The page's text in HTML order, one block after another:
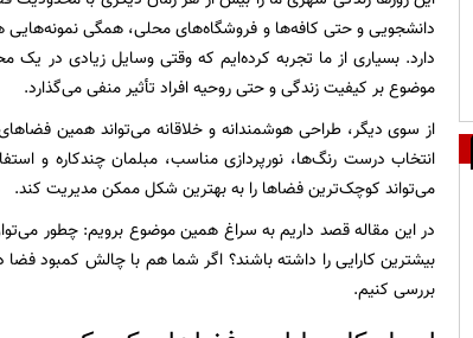
دانشجویی و حتی کافه‌ها و فروشگاه‌های محلی، همگی نمونه‌هایی
دارد. بسیاری از ما تجربه کرده‌ایم که وقتی وسایل زیادی در
موضوع بر کیفیت زندگی و حتی روحیه افراد تأثیر منفی می‌گذارد.
از سوی دیگر، طراحی هوشمندانه و خلاقانه می‌تواند همین
انتخاب درست رنگ‌ها، نورپردازی مناسب، مبلمان چندکاره و
می‌تواند کوچک‌ترین فضاها را به بهترین شکل ممکن مدیریت کند.
در این مقاله قصد داریم به سراغ همین موضوع برویم: چطور
بیشترین کارایی را داشته باشند؟ اگر شما هم با چالش کمبود
بررسی کنیم.